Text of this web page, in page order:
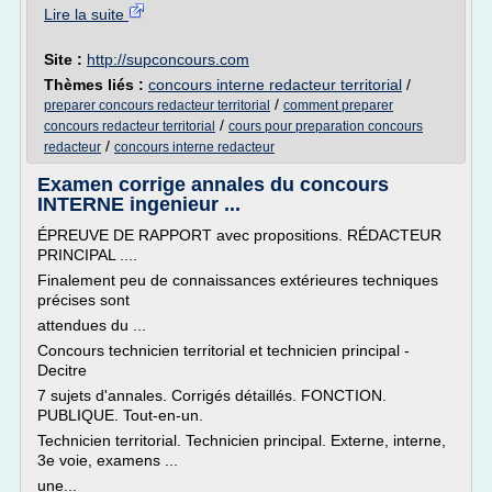
Lire la suite
Site : http://supconcours.com
Thèmes liés : concours interne redacteur territorial /
preparer concours redacteur territorial / comment preparer
concours redacteur territorial / cours pour preparation concours
redacteur / concours interne redacteur
Examen corrige annales du concours
INTERNE ingenieur ...
ÉPREUVE DE RAPPORT avec propositions. RÉDACTEUR
PRINCIPAL ....
Finalement peu de connaissances extérieures techniques
précises sont
attendues du ...
Concours technicien territorial et technicien principal -
Decitre
7 sujets d'annales. Corrigés détaillés. FONCTION.
PUBLIQUE. Tout-en-un.
Technicien territorial. Technicien principal. Externe, interne,
3e voie, examens ...
une...